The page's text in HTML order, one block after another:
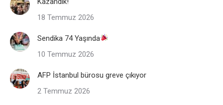
18 Temmuz 2026
Sendika 74 Yaşında
10 Temmuz 2026
AFP İstanbul bürosu greve çıkıyor
2 Temmuz 2026